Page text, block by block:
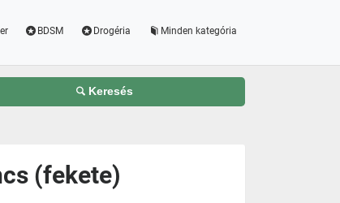
BDSM Drogéria Minden kategória
Keresés
(fekete)